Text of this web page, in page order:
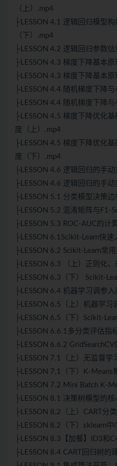
（上）.mp4
├LESSON 4.1 逻辑回归模型
（下）.mp4
├LESSON 4.2 逻辑回归参数估
├LESSON 4.3 梯度下降基本
├LESSON 4.3 梯度下降基本
├LESSON 4.4 随机梯度下降
├LESSON 4.4 随机梯度下降
├LESSON 4.5 梯度下降优化
度（上）.mp4
├LESSON 4.5 梯度下降优化
度（下）.mp4
├LESSON 4.6 逻辑回归的手
├LESSON 4.6 逻辑回归的手
├LESSON 5.1 分类模型决策边
├LESSON 5.2 混淆矩阵与F1-
├LESSON 5.3 ROC-AUC的计
├LESSON 6.1Scikit-Learn快速
├LESSON 6.2 Scikit-Learn常
├LESSON 6.3 （上）正则化
├LESSON 6.3（下） Scikit-
├LESSON 6.4 机器学习调参入
├LESSON 6.5（上）机器学习
├LESSON 6.5（下）Scikit-
├LESSON 6.6.1多分类评估指
├LESSON 6.6.2
├LESSON 7.1（上）无监督学
├LESSON 7.1（下）K-Means
├LESSON 7.2 Mini Batch K-
├LESSON 8.1 决策树模型的
├LESSON 8.2（上）CART分
├LESSON 8.2（下）sklearn
├LESSON 8.3【加餐】ID3和
├LESSON 8.4 CART回归树的